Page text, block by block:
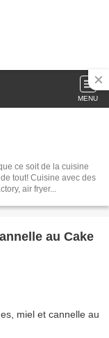
MENU
ce soit de la cuisine
avec des
air fryer...
au Cake